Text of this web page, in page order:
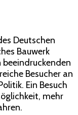
Deutschen
Bauwerk
beeindruckenden
Besucher an
Ein Besuch
mehr